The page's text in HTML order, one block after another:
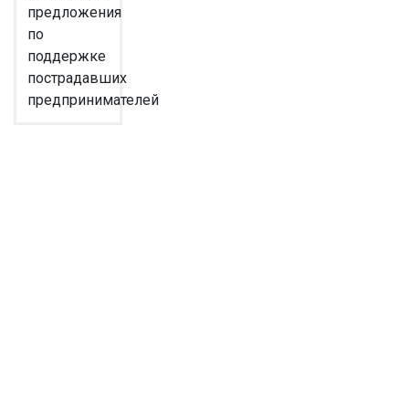
предложения
по
поддержке
пострадавших
предпринимателей